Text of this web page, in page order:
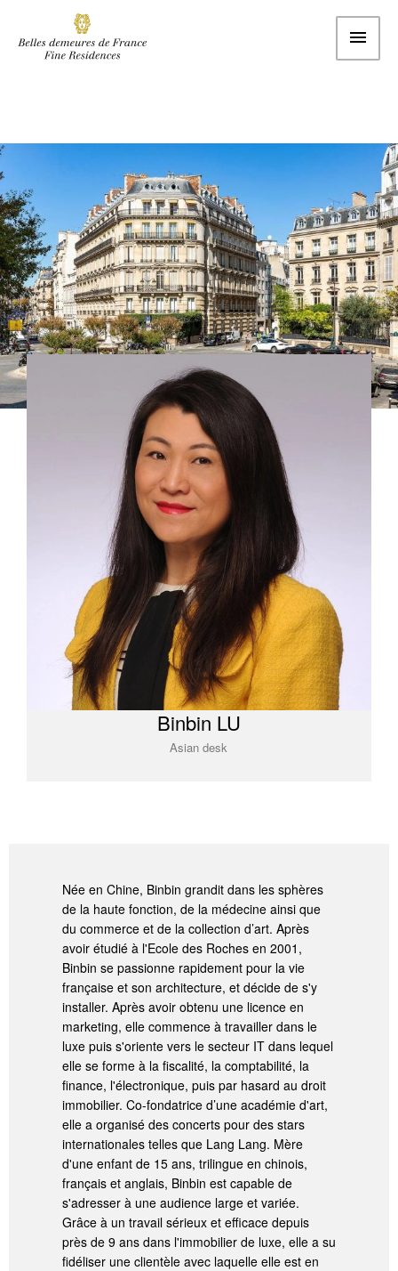
Binbin LU
Asian desk
Née en Chine, Binbin grandit dans les sphères
de la haute fonction, de la médecine ainsi que
du commerce et de la collection d’art. Après
avoir étudié à l'Ecole des Roches en 2001,
Binbin se passionne rapidement pour la vie
française et son architecture, et décide de s'y
installer. Après avoir obtenu une licence en
marketing, elle commence à travailler dans le
luxe puis s'oriente vers le secteur IT dans lequel
elle se forme à la fiscalité, la comptabilité, la
finance, l'électronique, puis par hasard au droit
immobilier. Co-fondatrice d’une académie d'art,
elle a organisé des concerts pour des stars
internationales telles que Lang Lang. Mère
d'une enfant de 15 ans, trilingue en chinois,
français et anglais, Binbin est capable de
s'adresser à une audience large et variée.
Grâce à un travail sérieux et efficace depuis
près de 9 ans dans l'immobilier de luxe, elle a su
fidéliser une clientèle avec laquelle elle est en